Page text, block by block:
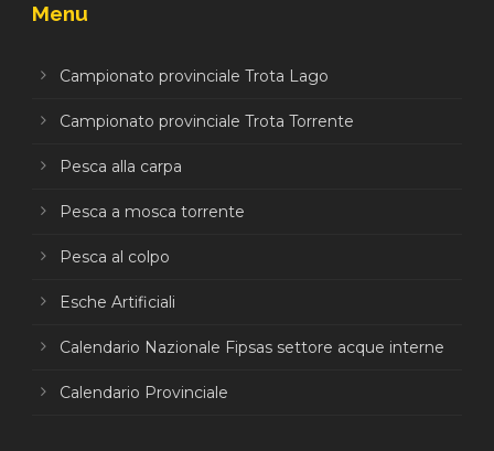
Menu
Campionato provinciale Trota Lago
Campionato provinciale Trota Torrente
Pesca alla carpa
Pesca a mosca torrente
Pesca al colpo
Esche Artificiali
Calendario Nazionale Fipsas settore acque interne
Calendario Provinciale